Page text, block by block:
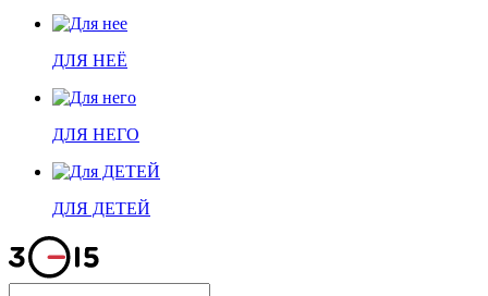
ДЛЯ НЕЁ
ДЛЯ НЕГО
ДЛЯ ДЕТЕЙ